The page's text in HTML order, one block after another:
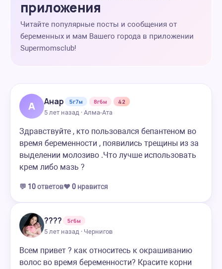
приложения
Читайте популярные посты и сообщения от
беременных и мам Вашего города в приложении
Supermomsclub!
А Анар 5г7м 8г6м
42
5 лет назад · Алма-Ата
Здравствуйте , кто пользовался бепантеном во
время беременности , появились трещины из за
выделении молозиво .Что лучше использовать
крем либо мазь ?
💬 10ответов❤️ 0 нравится
????
5г6м
5 лет назад · Чернигов
Всем привет ? как относитесь к окрашиванию
волос во время беременности? Красите корни